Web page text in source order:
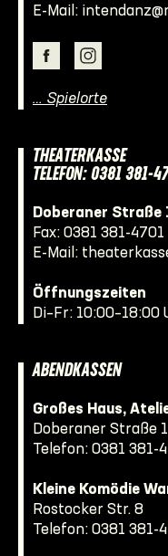
E-Mail:
… Spielorte
THEATERKASSE
TELEFON: 0381 381-
Doberaner Straße
Fax: 0381 381-4701
E-Mail:
Öffnungszeiten
Di–Fr: 10:00–18:00
ABENDKASSEN
Großes Haus,
Doberaner Straße
Telefon: 0381 381-
Kleine Komödie
Rostocker Str. 8
Telefon: 0381 381-